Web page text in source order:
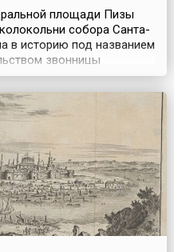
площади Пизы
собора Санта-
в историю под названием
звонницы
из Инсбрука и Боннано.
высотой 11 метров и два
обнаружил, что
на четыре